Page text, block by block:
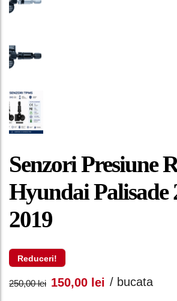
Senzori Presiune
Hyundai Palisade
2019
Reduceri!
250,00lei Prețul
150,00 lei Prețul
/ bucata